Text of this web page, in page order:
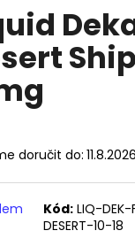
doručit do: 11.8.2026
Kód: LIQ-DEK-
DESERT-10-18